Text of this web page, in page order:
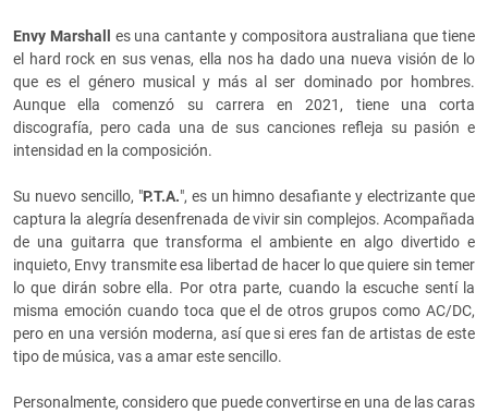
Envy Marshall
es una cantante y compositora australiana que tiene
el hard rock en sus venas, ella nos ha dado una nueva visión de lo
que es el género musical y más al ser dominado por hombres.
Aunque ella comenzó su carrera en 2021, tiene una corta
discografía, pero cada una de sus canciones refleja su pasión e
intensidad en la composición.
Su nuevo sencillo, "P.T.A.", es un himno desafiante y electrizante que
captura la alegría desenfrenada de vivir sin complejos. Acompañada
de una guitarra que transforma el ambiente en algo divertido e
inquieto, Envy transmite esa libertad de hacer lo que quiere sin temer
lo que dirán sobre ella. Por otra parte, cuando la escuche sentí la
misma emoción cuando toca que el de otros grupos como AC/DC,
pero en una versión moderna, así que si eres fan de artistas de este
tipo de música, vas a amar este sencillo.
Personalmente, considero que puede convertirse en una de las caras